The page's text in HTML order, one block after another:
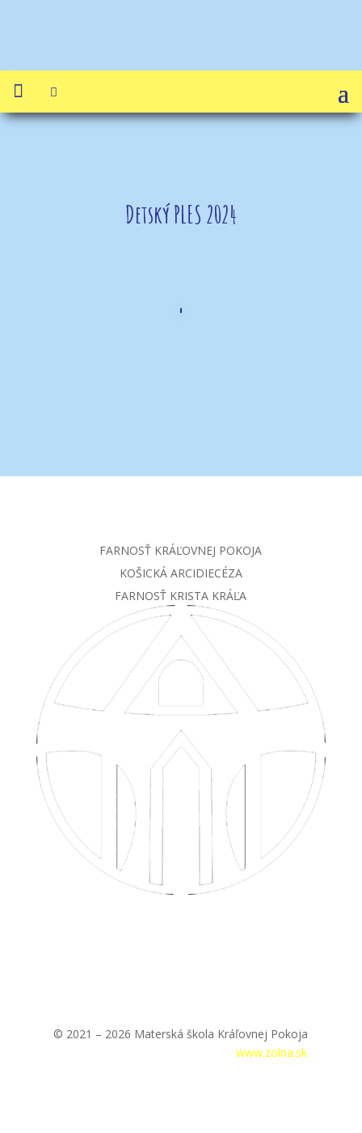
 
Detský PLES 2024
FARNOSŤ KRÁĽOVNEJ POKOJA
KOŠICKÁ ARCIDIECÉZA
FARNOSŤ KRISTA KRÁĽA
© 2021 – 2026 Materská škola Kráľovnej Pokoja
www.zolna.sk